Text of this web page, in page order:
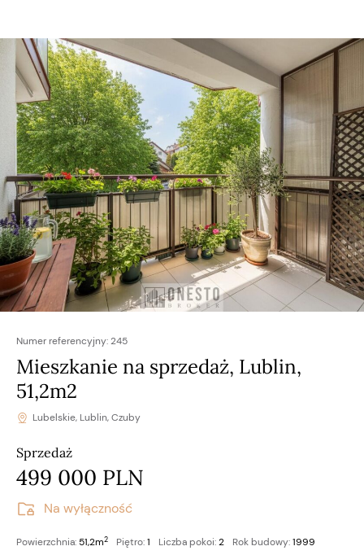
Na wyłączność
Numer referencyjny:245
Mieszkanie na sprzedaż, Lublin,
51,2m2
Lubelskie, Lublin, Czuby
Sprzedaż
499 000 PLN
Powierzchnia: 51,2m2 Piętro:1 Liczba pokoi:2 Rok budowy:1999